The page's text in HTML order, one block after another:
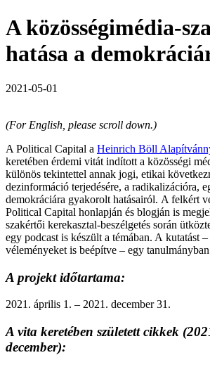
A közösségimédia-
hatása a
2021-05-01
(For English, please scroll down.)
A Political Capital a Heinrich Böll
keretében érdemi vitát indított a közösségi
különös tekintettel annak jogi, etikai
dezinformáció terjedésére, a radikalizációra,
demokráciára gyakorolt hatásairól. A felkért
Political Capital honlapján és blogján is
szakértői kerekasztal-beszélgetés során
egy podcast is készült a témában. A kutatást
véleményeket is beépítve – egy
A projekt időtartama:
2021. április 1. – 2021. december 31.
A vita keretében született cikkek
december):